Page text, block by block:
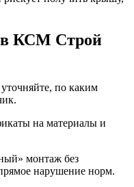
КСМ Строй
по каким
на материалы и
монтаж без
нарушение норм.